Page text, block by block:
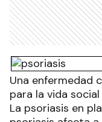
Una enfermedad
para la vida
La psoriasis en